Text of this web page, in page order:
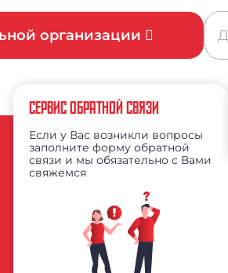
организации
СЕРВИС ОБРАТНОЙ СВЯЗИ
Если у Вас возникли вопросы
заполните форму обратной
связи и мы обязательно с Вами
свяжемся